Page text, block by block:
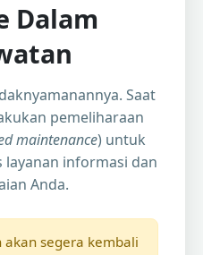
Dalam
Saat
pemeliharaan
maintenance) untuk
informasi dan
Anda.
segera kembali